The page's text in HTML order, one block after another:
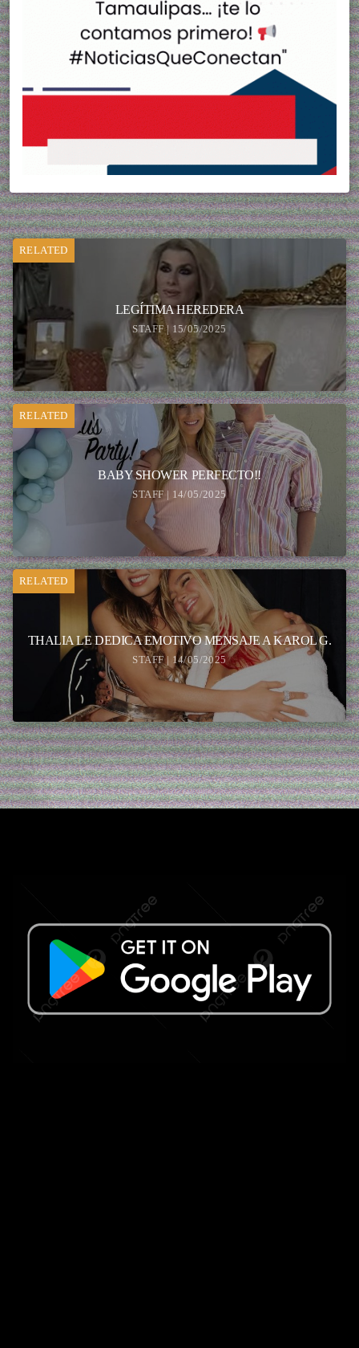
RELATED
LEGÍTIMA HEREDERA
STAFF | 15/05/2025
RELATED
BABY SHOWER PERFECTO!!
STAFF | 14/05/2025
RELATED
THALIA LE DEDICA EMOTIVO MENSAJE A KAROL G.
STAFF | 14/05/2025